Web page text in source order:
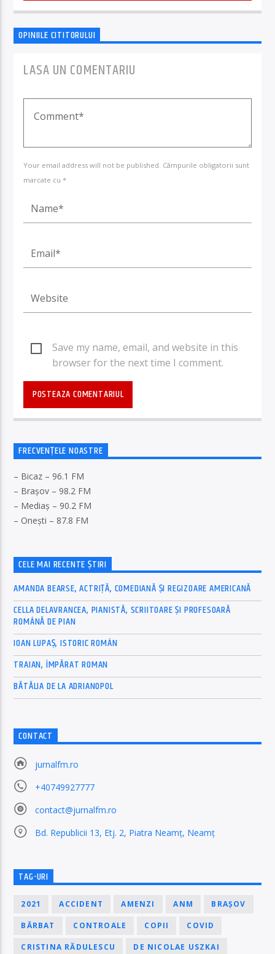
OPINIILE CITITORULUI
LASA UN COMENTARIU
Your email address will not be published. Câmpurile obligatorii sunt
marcate cu *
Save my name, email, and website in this
browser for the next time I comment.
FRECVENȚELE NOASTRE
– Bicaz – 96.1 FM
– Brașov – 98.2 FM
– Mediaș – 90.2 FM
– Onești – 87.8 FM
CELE MAI RECENTE ȘTIRI
AMANDA BEARSE, ACTRIȚĂ, COMEDIANĂ ȘI REGIZOARE AMERICANĂ
CELLA DELAVRANCEA, PIANISTĂ, SCRIITOARE ȘI PROFESOARĂ
ROMÂNĂ DE PIAN
IOAN LUPAȘ, ISTORIC ROMÂN
TRAIAN, ÎMPĂRAT ROMAN
BĂTĂLIA DE LA ADRIANOPOL
CONTACT
jurnalfm.ro
+40749927777
contact@jurnalfm.ro
Bd. Republicii 13, Etj. 2, Piatra Neamț, Neamț
TAG-URI
2021 ACCIDENT AMENZI ANM BRAȘOV
BĂRBAT CONTROALE COPII COVID
CRISTINA RĂDULESCU DE NICOLAE USZKAI